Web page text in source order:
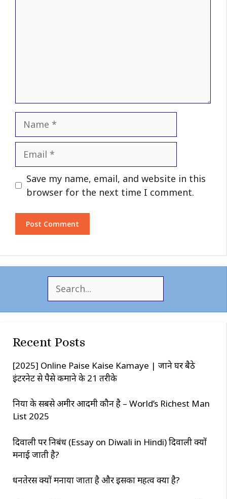
Website
Save my name, email, and website in this
browser for the next time I comment.
h
Recent Posts
[2025] Online Paise Kaise Kamaye | जाने घर बैठे
इंटरनेट से पैसे कमाने के 21 तरीके
दुनिया के सबसे अमीर आदमी कौन है – World’s Richest Man
List 2025
दिवाली पर निबंध (Essay on Diwali in Hindi) दिवाली क्यों
मनाई जाती है?
धनतेरस क्यों मनाया जाता है और इसका महत्व क्या है?